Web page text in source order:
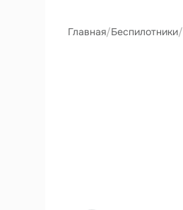
Главная/Беспилотники/